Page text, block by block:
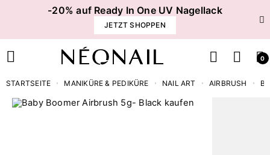
-20% auf Ready In One UV Nagellack
JETZT SHOPPEN
0
STARTSEITE MANIKÜRE & PEDIKÜRE NAIL ART AIRBRUSH